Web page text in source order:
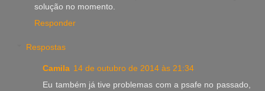
solução no momento.
Responder
Respostas
Camila 14 de outubro de 2014 às 21:34
Eu também já tive problemas com a psafe no passado,